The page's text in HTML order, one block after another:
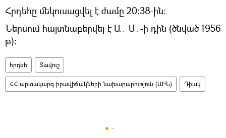
Հրդեհը մեկուսացվել է ժամը 20։38-ին։
Ներսում հայտնաբերվել է Ա․ Ս․-ի դին (ծնված 1956
թ)։
հրդեհ Տավուշ
ՀՀ արտակարգ իրավիճակների նախարարություն (ԱԻՆ) Դիակ